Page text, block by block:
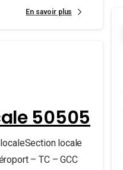
En savoir plus
50505
locale
– TC – GCC